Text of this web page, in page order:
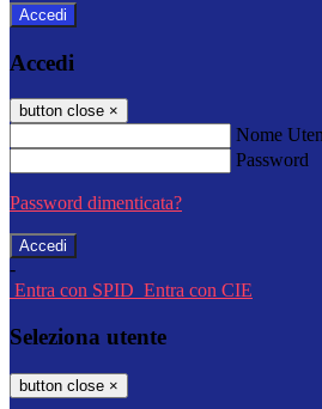
Accedi
Accedi
button close ×
Nome
Password
Password dimenticata?
-
Entra con SPID Entra con CIE
Seleziona utente
button close ×